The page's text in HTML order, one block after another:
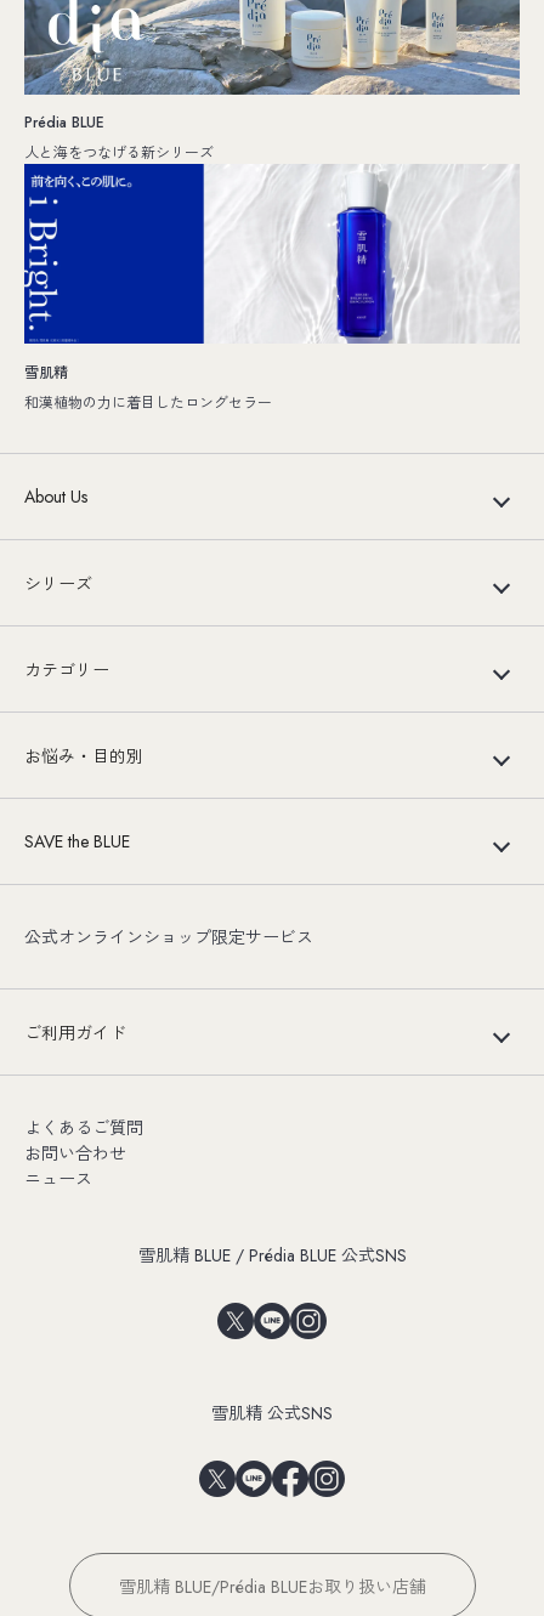
Prédia BLUE
人と海をつなげる新シリーズ
雪肌精
和漢植物の力に着目したロングセラー
About Us
シリーズ
カテゴリー
お悩み・目的別
SAVE the BLUE
公式オンラインショップ限定サービス
ご利用ガイド
よくあるご質問
お問い合わせ
ニュース
雪肌精 BLUE / Prédia BLUE 公式SNS
雪肌精 公式SNS
雪肌精 BLUE/Prédia BLUEお取り扱い店舗